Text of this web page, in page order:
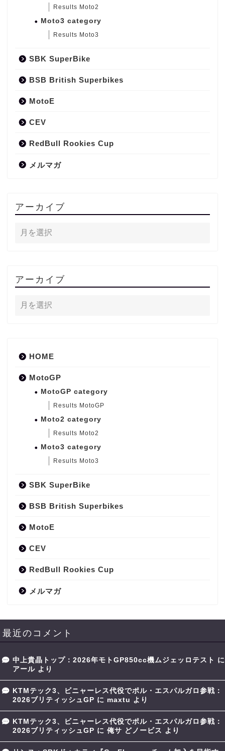
Results Moto2
Moto3 category
Results Moto3
SBK SuperBike
BSB British Superbikes
MotoE
CEV
RedBull Rookies Cup
メルマガ
アーカイブ
アーカイブ
HOME
MotoGP
MotoGP category
Results MotoGP
Moto2 category
Results Moto2
Moto3 category
Results Moto3
SBK SuperBike
BSB British Superbikes
MotoE
CEV
RedBull Rookies Cup
メルマガ
最近のコメント
中上貴晶トップ：2026年モトGP850cc機ムジェッロテスト に
アール より
KTMテック3、ビニャーレス代役でポル・エスパルガロ参戦：
2026ブリティッシュGP に maxtu より
KTMテック3、ビニャーレス代役でポル・エスパルガロ参戦：
2026ブリティッシュGP に 俺サ どノービス より